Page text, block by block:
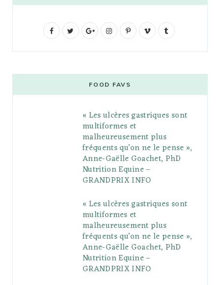
F
b
t
G
g
l
e
P
l
s
I
t
a
g
r
a
m
P
e
r
e
s
V
o
l
r
FOOD FAVS
« Les ulcères gastriques sont
multiformes et
malheureusement plus
fréquents qu’on ne le pense »,
Anne-Gaëlle Goachet, PhD
Nutrition Equine –
GRANDPRIX INFO
« Les ulcères gastriques sont
multiformes et
malheureusement plus
fréquents qu’on ne le pense »,
Anne-Gaëlle Goachet, PhD
Nutrition Equine –
GRANDPRIX INFO